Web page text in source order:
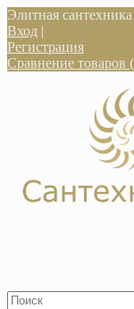
Элитная сантехника
Вход |
Регистрация
Сравнение товаров